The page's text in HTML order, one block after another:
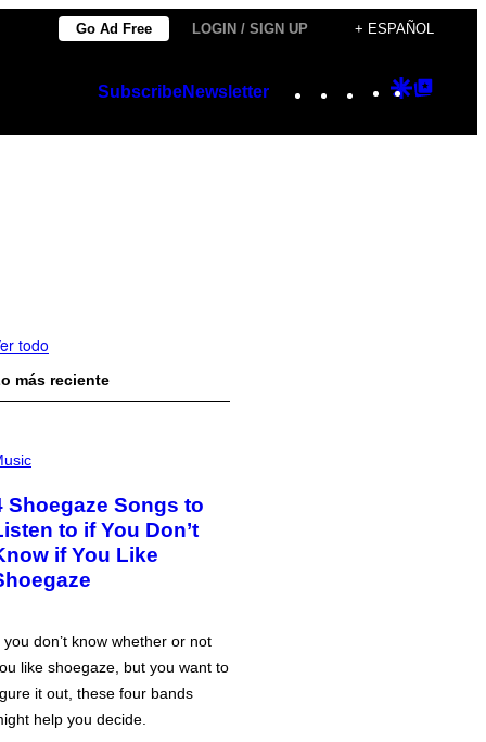
Go Ad Free LOGIN / SIGN UP + ESPAÑOL
SubscribeNewsletter Instagram
TikTok
YouTube
Google
todo
más reciente
Shoegaze Songs to
to if You Don’t
if You Like
you don’t know whether or not
like shoegaze, but you want to
it out, these four bands
help you decide.